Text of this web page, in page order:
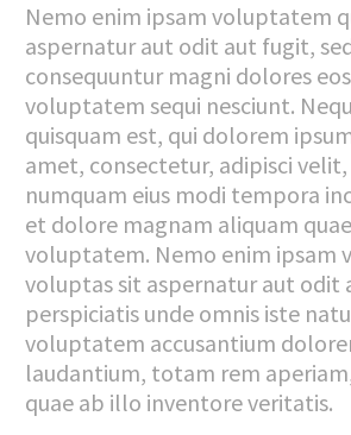
Nemo enim ipsam voluptatem
aspernatur aut odit aut fugit,
consequuntur magni dolores
voluptatem sequi nesciunt.
quisquam est, qui dolorem
amet, consectetur, adipisci velit,
numquam eius modi tempora
et dolore magnam aliquam
voluptatem. Nemo enim ipsam
voluptas sit aspernatur aut odit
perspiciatis unde omnis iste
voluptatem accusantium
laudantium, totam rem
quae ab illo inventore veritatis.